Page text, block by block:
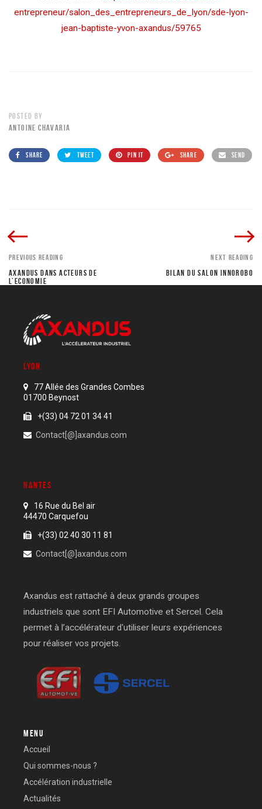
entrepreneur/salon_des_entrepreneurs_de_lyon/sde-lyon-
jean-baptiste-yvon-axandus/59765
POSTED BY
ANTOINE CHAVARIA
SHARE TWEET PIN IT SHARE SEND
PREVIOUS READING
AXANDUS DANS ACTEURS DE
L’ECONOMIE
NEXT READING
BILAN DU SALON INNOROBO
LYON
77 Allée des Grandes Combes
01700 Beynost
+(33) 04 72 01 34 41
Contact[@]axandus.com
NANTES
16 Rue du Bel air
44470 Carquefou
+(33) 02 40 30 11 81
Contact[@]axandus.com
Axandus est rattaché à deux grands groupes
industriels que sont EFI Automotive et Sercel. Cela
permet à l’accélérateur d'utiliser leurs expériences
pour réaliser vos projets.
MENU
Accueil
Qui sommes-nous ?
Accélération industrielle
Actualités